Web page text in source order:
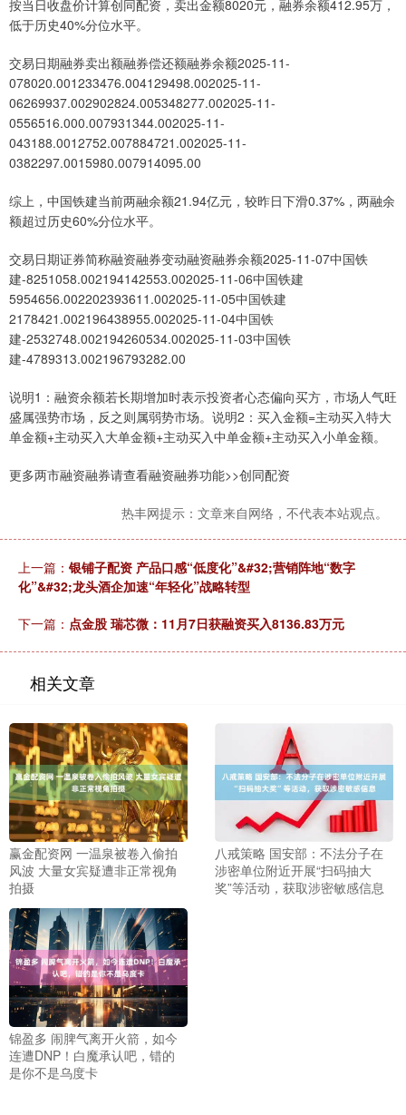
按当日收盘价计算创同配资，卖出金额8020元，融券余额412.95万，
低于历史40%分位水平。
交易日期融券卖出额融券偿还额融券余额2025-11-
078020.001233476.004129498.002025-11-
06269937.002902824.005348277.002025-11-
0556516.000.007931344.002025-11-
043188.0012752.007884721.002025-11-
0382297.0015980.007914095.00
综上，中国铁建当前两融余额21.94亿元，较昨日下滑0.37%，两融余
额超过历史60%分位水平。
交易日期证券简称融资融券变动融资融券余额2025-11-07中国铁
建-8251058.002194142553.002025-11-06中国铁建
5954656.002202393611.002025-11-05中国铁建
2178421.002196438955.002025-11-04中国铁
建-2532748.002194260534.002025-11-03中国铁
建-4789313.002196793282.00
说明1：融资余额若长期增加时表示投资者心态偏向买方，市场人气旺
盛属强势市场，反之则属弱势市场。说明2：买入金额=主动买入特大
单金额+主动买入大单金额+主动买入中单金额+主动买入小单金额。
更多两市融资融券请查看融资融券功能>>创同配资
热丰网提示：文章来自网络，不代表本站观点。
上一篇： 银铺子配资 产品口感“低度化”&#32;营销阵地“数字
化”&#32;龙头酒企加速“年轻化”战略转型
下一篇： 点金股 瑞芯微：11月7日获融资买入8136.83万元
相关文章
赢金配资网 一温泉被卷入偷拍
风波 大量女宾疑遭非正常视角
拍摄
八戒策略 国安部：不法分子在
涉密单位附近开展“扫码抽大
奖”等活动，获取涉密敏感信息
锦盈多 闹脾气离开火箭，如今
连遭DNP！白魔承认吧，错的
是你不是乌度卡